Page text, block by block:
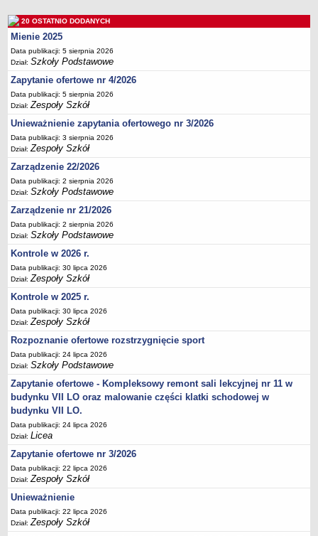
Specjalny Ośrodek nr 5
BURSA MIEJSKA
Dane podstawowe
Statut
Majątek
Godziny dyżurów
Ogłoszenie
Zarządzenia
Kontrole
Rejestry, ewidencje, archiwa
Sprawozdania
Deklaracja dostępności
PORADNIE PSYCHOLOGICZNO-PEDAGOGICZNE
Zespół Poradni
Dane podstawowe
Statut
Majątek
Godziny dyżurów
Ogłoszenia
Zarządzenia
Rejestry, ewidencje, archiwa
Kontrole
PONOWNE WYKORZYSTYWANIE
Sprawozdania
Deklaracja dostępności
DEKLARACJA DOSTĘPNOŚCI
OŚWIADCZENIA MAJĄTKOWE
PONOWNE WYKORZYSTYWANIE
UDOSTĘPNIANIE INFORMACJI PUBLICZNEJ
20 OSTATNIO DODANYCH
Mienie 2025
Data publikacji: 5 sierpnia 2026
Dział:Szkoły Podstawowe
Zapytanie ofertowe nr 4/2026
Data publikacji: 5 sierpnia 2026
Dział:Zespoły Szkół
Unieważnienie zapytania ofertowego nr 3/2026
Data publikacji: 3 sierpnia 2026
Dział:Zespoły Szkół
Zarządzenie 22/2026
Data publikacji: 2 sierpnia 2026
Dział:Szkoły Podstawowe
Zarządzenie nr 21/2026
Data publikacji: 2 sierpnia 2026
Dział:Szkoły Podstawowe
Kontrole w 2026 r.
Data publikacji: 30 lipca 2026
Dział:Zespoły Szkół
Kontrole w 2025 r.
Data publikacji: 30 lipca 2026
Dział:Zespoły Szkół
Rozpoznanie ofertowe rozstrzygnięcie sport
Data publikacji: 24 lipca 2026
Dział:Szkoły Podstawowe
Zapytanie ofertowe - Kompleksowy remont sali lekcyjnej nr 11 w
budynku VII LO oraz malowanie części klatki schodowej w
budynku VII LO.
Data publikacji: 24 lipca 2026
Dział:Licea
Zapytanie ofertowe nr 3/2026
Data publikacji: 22 lipca 2026
Dział:Zespoły Szkół
Unieważnienie
Data publikacji: 22 lipca 2026
Dział:Zespoły Szkół